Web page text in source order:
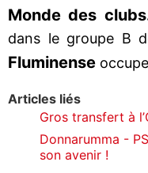
Monde des
dans le groupe B
Fluminense
Articles liés
Gros transfert à
Donnarumma -
son avenir !